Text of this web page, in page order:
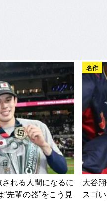
される人間になるに
先輩の器”をこう見
名作
大谷
スゴ